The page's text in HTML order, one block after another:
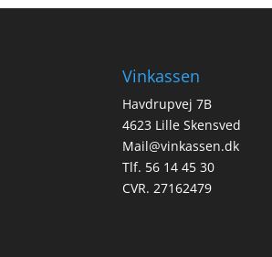
Vinkassen
Havdrupvej 7B
4623 Lille Skensved
Mail@vinkassen.dk
Tlf. 56 14 45 30
CVR. 27162479